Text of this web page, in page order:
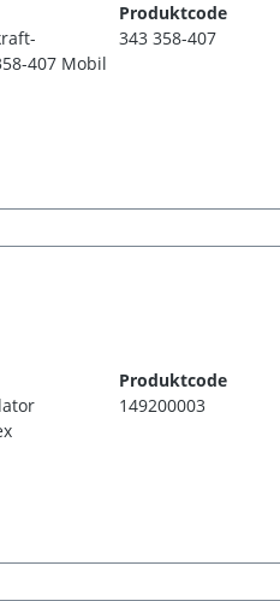
407 Mobil
Produktcode
343 358-407
Produktcode
149200003